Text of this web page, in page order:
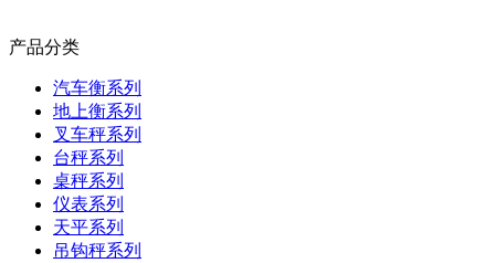
产品分类
汽车衡系列
地上衡系列
叉车秤系列
台秤系列
桌秤系列
仪表系列
天平系列
吊钩秤系列